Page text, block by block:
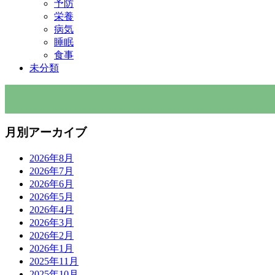
予防
栄養
病気
睡眠
食事
未分類
月別アーカイブ
2026年8月
2026年7月
2026年6月
2026年5月
2026年4月
2026年3月
2026年2月
2026年1月
2025年11月